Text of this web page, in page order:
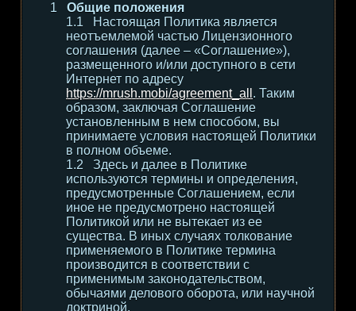
Общие положения
Настоящая Политика является
неотъемлемой частью Лицензионного
соглашения (далее – «Соглашение»),
размещенного и/или доступного в сети
Интернет по адресу
https://mrush.mobi/agreement_all . Таким
образом, заключая Соглашение
установленным в нем способом, вы
принимаете условия настоящей Политики
в полном объеме.
Здесь и далее в Политике
используются термины и определения,
предусмотренные Соглашением, если
иное не предусмотрено настоящей
Политикой или не вытекает из ее
существа. В иных случаях толкование
применяемого в Политике термина
производится в соответствии с
применимым законодательством,
обычаями делового оборота, или научной
доктриной.